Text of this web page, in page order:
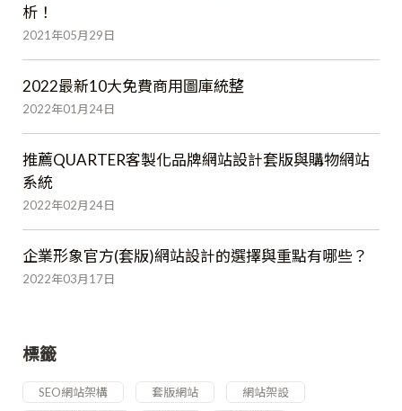
析！
2021年05月29日
2022最新10大免費商用圖庫統整
2022年01月24日
推薦QUARTER客製化品牌網站設計套版與購物網站
系統
2022年02月24日
企業形象官方(套版)網站設計的選擇與重點有哪些？
2022年03月17日
標籤
SEO網站架構 套版網站
網站架設